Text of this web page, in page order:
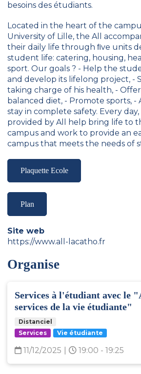
besoins des étudiants.
Located in the heart of the
University of Lille, the All
their daily life through ﬁve units
student life: catering, housing,
sport. Our goals ? - Help the
and develop its lifelong project, -
taking charge of his health, -
balanced diet, - Promote sports,
stay in complete safety. Every
provided by All help bring life to
campus and work to provide an
campus that meets the needs of
Plaquette Ecole
Plan
Site web
https://www.all-lacatho.fr
Organise
Services à l'étudiant avec le
services de la vie étudiante"
Distanciel
Services
Vie étudiante
11/12/2025 19:00 - 19:25